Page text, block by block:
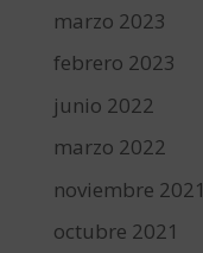
marzo 2023
febrero 2023
junio 2022
marzo 2022
noviembre 2021
octubre 2021